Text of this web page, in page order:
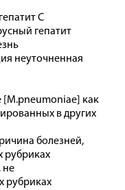
C
гепатит
неуточненная
[M.pneumoniae] как
в других
болезней,
рубриках
не
рубриках